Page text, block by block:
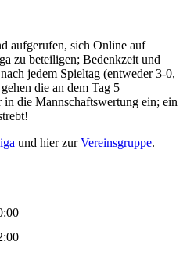
aufgerufen, sich Online auf
zu beteiligen; Bedenkzeit und
jedem Spieltag (entweder 3-0,
die an dem Tag 5
in die Mannschaftswertung ein; ein
und hier zurVereinsgruppe.